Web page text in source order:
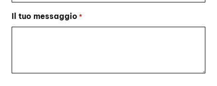
Il tuo messaggio *